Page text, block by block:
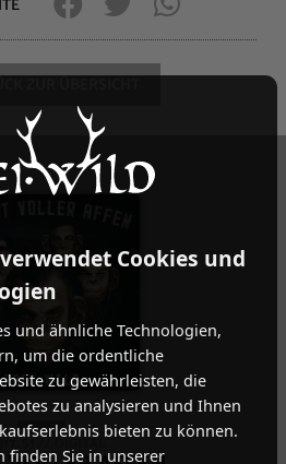
// DIGITAL
Cookies und
und ähnliche Technologien,
um die ordentliche
zu gewährleisten, die
zu analysieren und Ihnen
bieten zu können.
finden Sie in unserer